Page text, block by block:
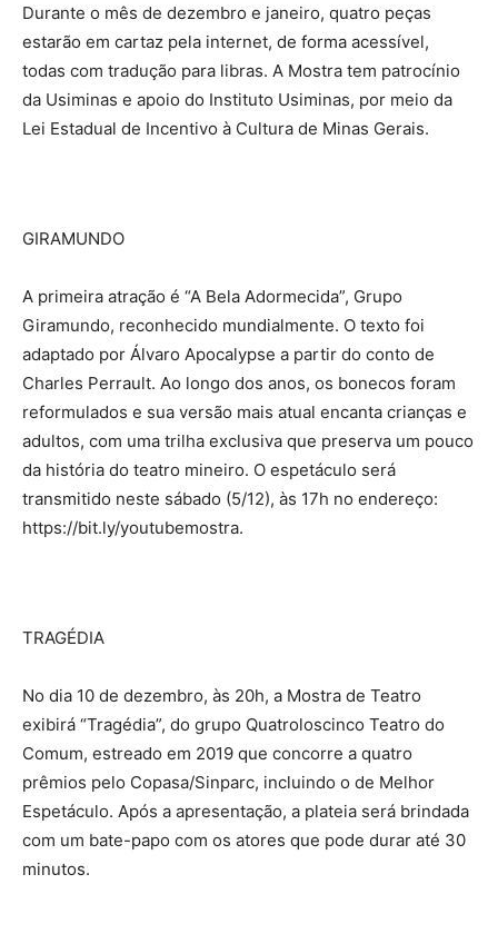
Durante o mês de dezembro e janeiro, quatro peças
estarão em cartaz pela internet, de forma acessível,
todas com tradução para libras. A Mostra tem patrocínio
da Usiminas e apoio do Instituto Usiminas, por meio da
Lei Estadual de Incentivo à Cultura de Minas Gerais.
GIRAMUNDO
A primeira atração é “A Bela Adormecida”, Grupo
Giramundo, reconhecido mundialmente. O texto foi
adaptado por Álvaro Apocalypse a partir do conto de
Charles Perrault. Ao longo dos anos, os bonecos foram
reformulados e sua versão mais atual encanta crianças e
adultos, com uma trilha exclusiva que preserva um pouco
da história do teatro mineiro. O espetáculo será
transmitido neste sábado (5/12), às 17h no endereço:
https://bit.ly/youtubemostra.
TRAGÉDIA
No dia 10 de dezembro, às 20h, a Mostra de Teatro
exibirá “Tragédia”, do grupo Quatroloscinco Teatro do
Comum, estreado em 2019 que concorre a quatro
prêmios pelo Copasa/Sinparc, incluindo o de Melhor
Espetáculo. Após a apresentação, a plateia será brindada
com um bate-papo com os atores que pode durar até 30
minutos.